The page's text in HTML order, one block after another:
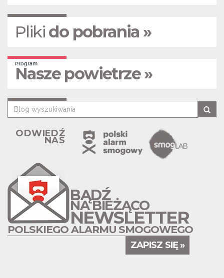
Pliki do pobrania »
Program
Nasze powietrze »
ODWIEDŹ
NAS
BĄDŹ
NA BIEŻĄCO
NEWSLETTER
POLSKIEGO ALARMU SMOGOWEGO
ZAPISZ SIĘ »